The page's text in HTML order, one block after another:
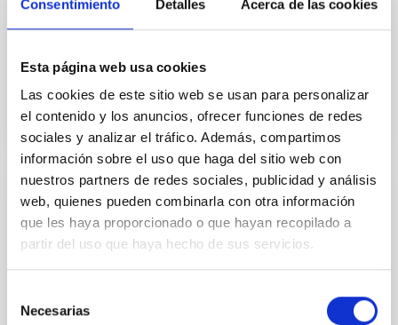
Consentimiento Detalles Acerca de las cookies
Esta página web usa cookies
Las cookies de este sitio web se usan para personalizar
el contenido y los anuncios, ofrecer funciones de redes
sociales y analizar el tráfico. Además, compartimos
información sobre el uso que haga del sitio web con
nuestros partners de redes sociales, publicidad y análisis
web, quienes pueden combinarla con otra información
que les haya proporcionado o que hayan recopilado a
partir del uso que haya hecho de sus servicios.
Necesarias
Observatorio del Teide.
Not in force
Acuerdo entre el IAC y GRANTECAN para
el uso de zonas de la planta baja del
edificio de madera del IAC en La Laguna
planta baja del edificio de madera del IAC en La